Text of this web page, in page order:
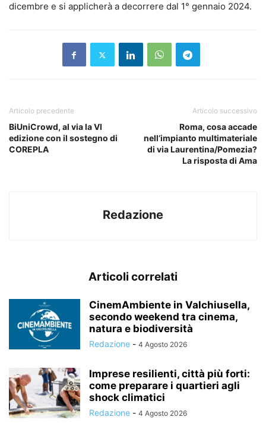
dicembre e si applicherà a decorrere dal 1° gennaio 2024.
Articolo precedente
BiUniCrowd, al via la VI
edizione con il sostegno di
COREPLA
Articolo successivo
Roma, cosa accade
nell’impianto multimateriale
di via Laurentina/Pomezia?
La risposta di Ama
Redazione
Articoli correlati
CinemAmbiente in Valchiusella,
secondo weekend tra cinema,
natura e biodiversità
Redazione - 4 Agosto 2026
Imprese resilienti, città più forti:
come preparare i quartieri agli
shock climatici
Redazione - 4 Agosto 2026